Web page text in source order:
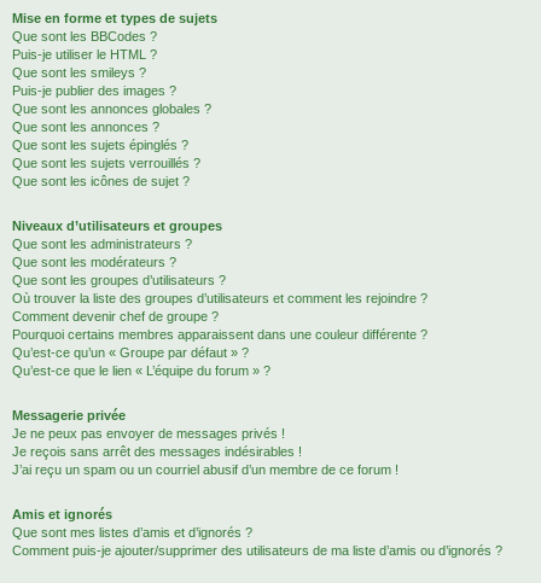
Mise en forme et types de sujets
Que sont les BBCodes ?
Puis-je utiliser le HTML ?
Que sont les smileys ?
Puis-je publier des images ?
Que sont les annonces globales ?
Que sont les annonces ?
Que sont les sujets épinglés ?
Que sont les sujets verrouillés ?
Que sont les icônes de sujet ?
Niveaux d’utilisateurs et groupes
Que sont les administrateurs ?
Que sont les modérateurs ?
Que sont les groupes d’utilisateurs ?
Où trouver la liste des groupes d’utilisateurs et comment les rejoindre ?
Comment devenir chef de groupe ?
Pourquoi certains membres apparaissent dans une couleur différente ?
Qu’est-ce qu’un « Groupe par défaut » ?
Qu’est-ce que le lien « L’équipe du forum » ?
Messagerie privée
Je ne peux pas envoyer de messages privés !
Je reçois sans arrêt des messages indésirables !
J’ai reçu un spam ou un courriel abusif d’un membre de ce forum !
Amis et ignorés
Que sont mes listes d’amis et d’ignorés ?
Comment puis-je ajouter/supprimer des utilisateurs de ma liste d’amis ou d’ignorés ?